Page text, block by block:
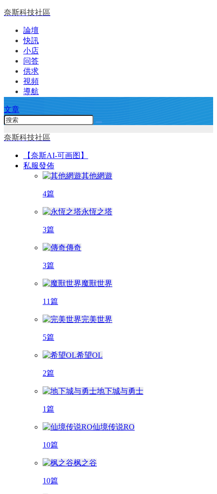
奈斯科技社區
論壇
快訊
小店
问答
供求
視頻
導航
文章
奈斯科技社區
【奈斯AI-可画图】
私服發佈
其他網遊
4篇
永恆之塔
3篇
傳奇
3篇
魔獸世界
11篇
完美世界
5篇
希望OL
2篇
地下城与勇士
1篇
仙境传说RO
10篇
枫之谷
10篇